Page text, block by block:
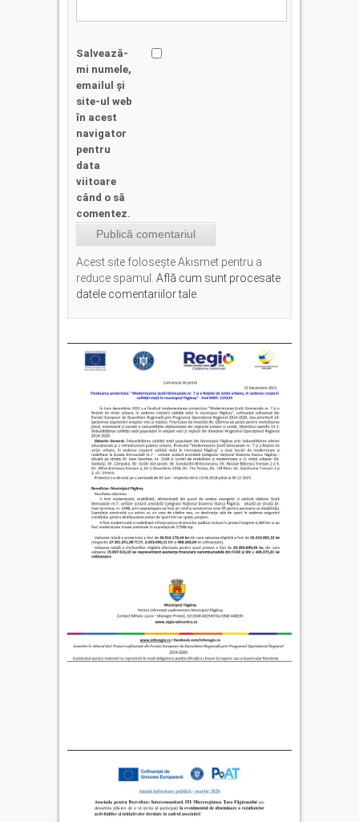
Salvează-
mi numele,
emailul și
site-ul web
în acest
navigator
pentru
data
viitoare
când o să
comentez.
Acest site folosește Akismet pentru a
reduce spamul. Află cum sunt procesate
datele comentariilor tale.